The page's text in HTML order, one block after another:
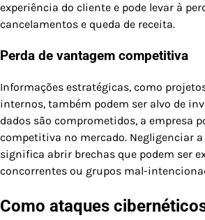
experiência do cliente e pode levar à
cancelamentos e queda de receita.
Perda de vantagem competitiva
Informações estratégicas, como
internos, também podem ser alvo de
dados são comprometidos, a empresa
competitiva no mercado. Negligenciar a
significa abrir brechas que podem ser
concorrentes ou grupos mal-
Como ataques